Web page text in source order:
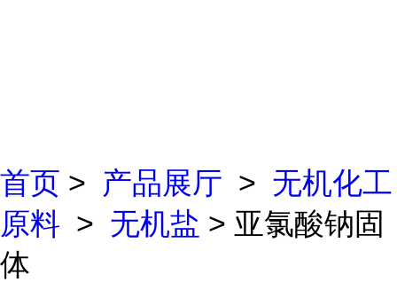
首页 > 产品展厅 > 无机化工
原料 > 无机盐 > 亚氯酸钠固
体